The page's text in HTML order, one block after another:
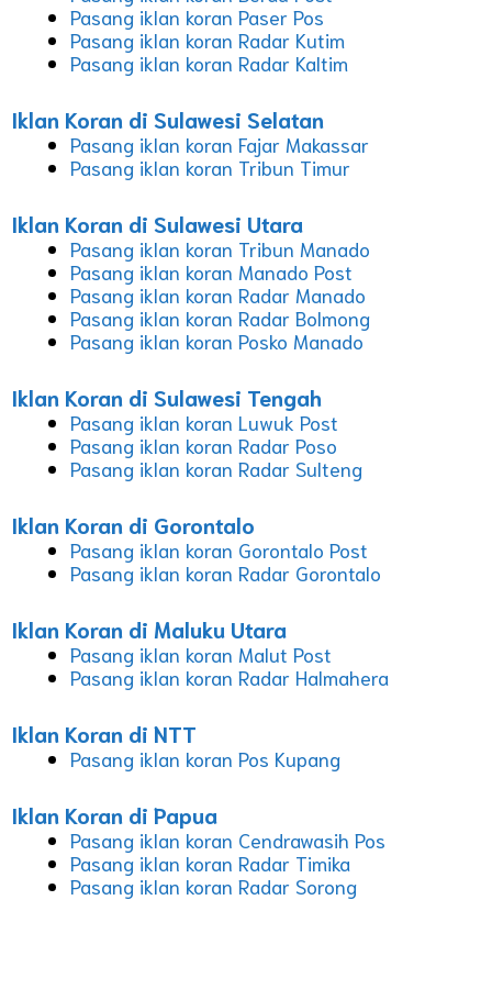
Pasang iklan koran Paser Pos
Pasang iklan koran Radar Kutim
Pasang iklan koran Radar Kaltim
Iklan Koran di Sulawesi Selatan
Pasang iklan koran Fajar Makassar
Pasang iklan koran Tribun Timur
Iklan Koran di Sulawesi Utara
Pasang iklan koran Tribun Manado
Pasang iklan koran Manado Post
Pasang iklan koran Radar Manado
Pasang iklan koran Radar Bolmong
Pasang iklan koran Posko Manado
Iklan Koran di Sulawesi Tengah
Pasang iklan koran Luwuk Post
Pasang iklan koran Radar Poso
Pasang iklan koran Radar Sulteng
Iklan Koran di Gorontalo
Pasang iklan koran Gorontalo Post
Pasang iklan koran Radar Gorontalo
Iklan Koran di Maluku Utara
Pasang iklan koran Malut Post
Pasang iklan koran Radar Halmahera
Iklan Koran di NTT
Pasang iklan koran Pos Kupang
Iklan Koran di Papua
Pasang iklan koran Cendrawasih Pos
Pasang iklan koran Radar Timika
Pasang iklan koran Radar Sorong